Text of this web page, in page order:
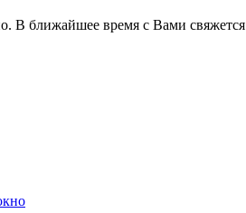
В ближайшее время с Вами